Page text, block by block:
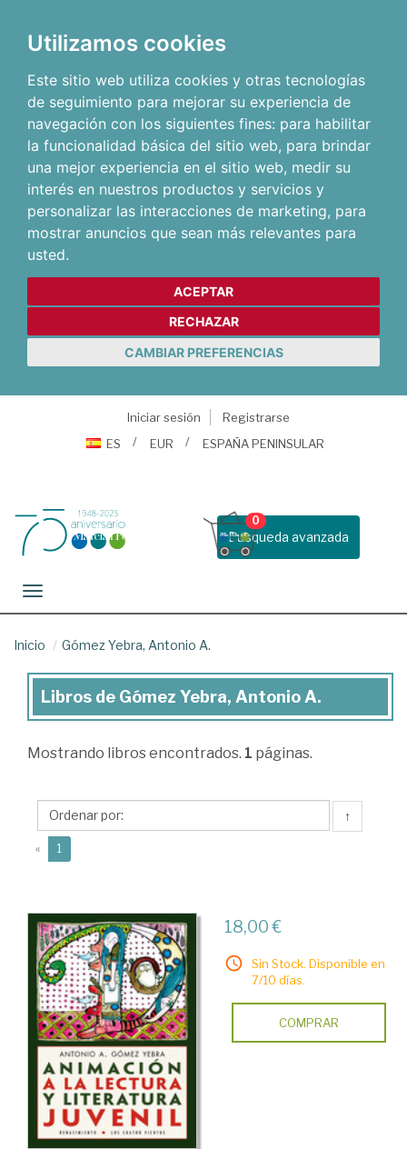
Utilizamos cookies
Este sitio web utiliza cookies y otras tecnologías
de seguimiento para mejorar su experiencia de
navegación con los siguientes fines: para habilitar
la funcionalidad básica del sitio web, para brindar
una mejor experiencia en el sitio web, medir su
interés en nuestros productos y servicios y
personalizar las interacciones de marketing, para
mostrar anuncios que sean más relevantes para
usted.
ACEPTAR
RECHAZAR
CAMBIAR PREFERENCIAS
Iniciar sesión
Registrarse
ES
EUR ESPAÑA PENINSULAR
Busqueda avanzada
0
Toggle navigation
Inicio Gómez Yebra, Antonio A.
Libros
Gómez
Antonio
A.
Libros de Gómez Yebra, Antonio A.
Mostrando libros encontrados. 1 páginas.
↑
« 1
18,00 €
Sin Stock. Disponible en
7/10 días.
COMPRAR